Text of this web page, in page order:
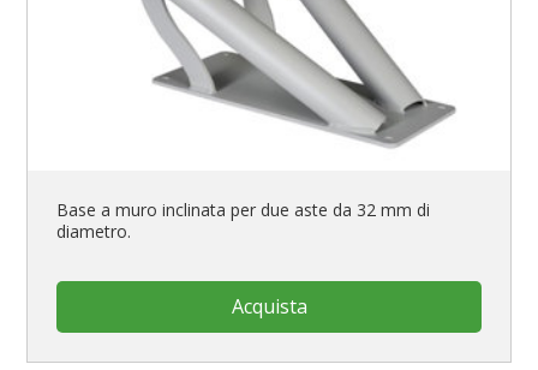
Base a muro inclinata per due aste da 32 mm di
diametro.
Acquista